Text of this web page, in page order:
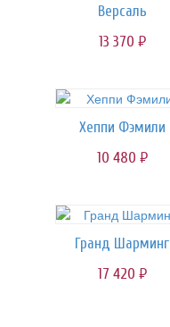
Версаль
13 370 руб.
Хеппи Фэмили
10 480 руб.
Гранд Шарминг
17 420 руб.